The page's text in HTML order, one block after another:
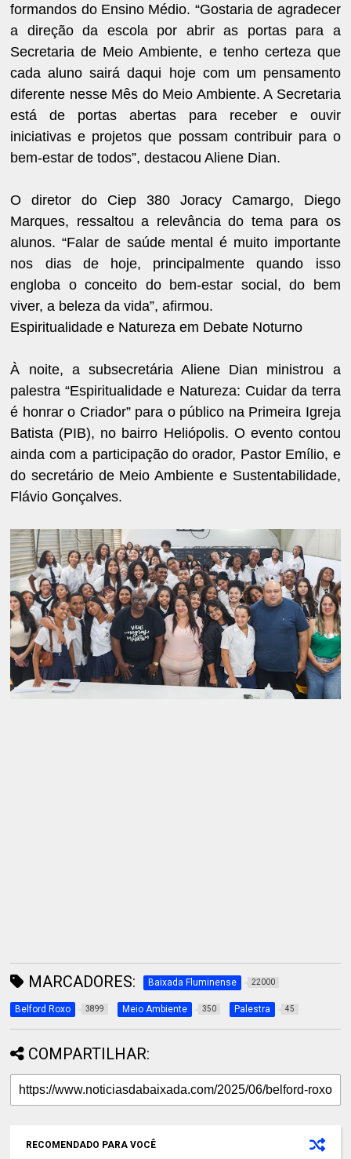
formandos do Ensino Médio. “Gostaria de agradecer
a direção da escola por abrir as portas para a
Secretaria de Meio Ambiente, e tenho certeza que
cada aluno sairá daqui hoje com um pensamento
diferente nesse Mês do Meio Ambiente. A Secretaria
está de portas abertas para receber e ouvir
iniciativas e projetos que possam contribuir para o
bem-estar de todos”, destacou Aliene Dian.
O diretor do Ciep 380 Joracy Camargo, Diego
Marques, ressaltou a relevância do tema para os
alunos. “Falar de saúde mental é muito importante
nos dias de hoje, principalmente quando isso
engloba o conceito do bem-estar social, do bem
viver, a beleza da vida”, afirmou.
Espiritualidade e Natureza em Debate Noturno
À noite, a subsecretária Aliene Dian ministrou a
palestra “Espiritualidade e Natureza: Cuidar da terra
é honrar o Criador” para o público na Primeira Igreja
Batista (PIB), no bairro Heliópolis. O evento contou
ainda com a participação do orador, Pastor Emílio, e
do secretário de Meio Ambiente e Sustentabilidade,
Flávio Gonçalves.
MARCADORES: Baixada Fluminense 22000
Belford Roxo 3899 Meio Ambiente 350 Palestra 45
COMPARTILHAR:
RECOMENDADO PARA VOCÊ